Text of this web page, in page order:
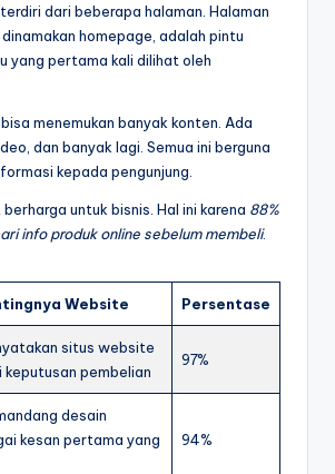
dari beberapa halaman. Halaman
homepage, adalah pintu
yang pertama kali dilihat oleh
menemukan banyak konten. Ada
dan banyak lagi. Semua ini berguna
kepada pengunjung.
untuk bisnis. Hal ini karena 88%
info produk online sebelum membeli.
Website Persentase
situs website
keputusan pembelian
97%
desain
kesan pertama yang
94%